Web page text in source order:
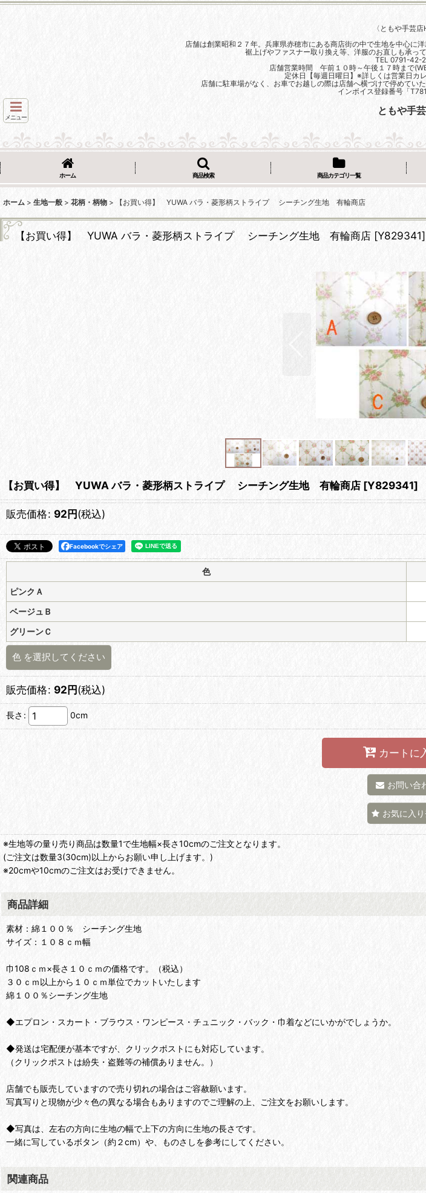
〈ともや手芸店
店舗は創業昭和２７年。兵庫県赤穂市にある商店街の中で生地を中心に
裾上げやファスナー取り換え等、洋服のお直しも承っ
TEL 0791-42-
店舗営業時間 午前１０時～午後１７時まで
定休日【毎週日曜日】※詳しくは営業日カ
店舗に駐車場がなく、お車でお越しの際は店舗へ横づけで停めてい
インボイス登録番号「
メニュー
ともや手
ホーム 商品検索 商品カテゴリ一覧
ホーム > 生地一般 > 花柄・柄物 > 【お買い得】 YUWA バラ・菱形柄ストライプ シーチング生地 有輪商店
【お買い得】 YUWA バラ・菱形柄ストライプ シーチング生地 有輪商店 [Y829341]
【お買い得】 YUWA バラ・菱形柄ストライプ シーチング生地 有輪商店 [Y829341]
販売価格: 92円(税込)
Facebookでシェア
色
ピンクＡ
ベージュＢ
グリーンＣ
色 を選択してください
販売価格: 92円(税込)
長さ : 0cm
カートに
お問い合
お気に入
※生地等の量り売り商品は数量1で生地幅×長さ10cmのご注文となります。
(ご注文は数量3(30cm)以上からお願い申し上げます。)
※20cmや10cmのご注文はお受けできません。
商品詳細
素材：綿１００％ シーチング生地
サイズ：１０８ｃｍ幅
巾108ｃｍ×長さ１０ｃｍの価格です。（税込）
３０ｃｍ以上から１０ｃｍ単位でカットいたします
綿１００％シーチング生地
◆エプロン・スカート・ブラウス・ワンピース・チュニック・バック・巾着などにいかがでしょうか。
◆発送は宅配便が基本ですが、クリックポストにも対応しています。
（クリックポストは紛失・盗難等の補償ありません。）
店舗でも販売していますので売り切れの場合はご容赦願います。
写真写りと現物が少々色の異なる場合もありますのでご理解の上、ご注文をお願いします。
◆写真は、左右の方向に生地の幅で上下の方向に生地の長さです。
一緒に写しているボタン（約２cm）や、ものさしを参考にしてください。
関連商品